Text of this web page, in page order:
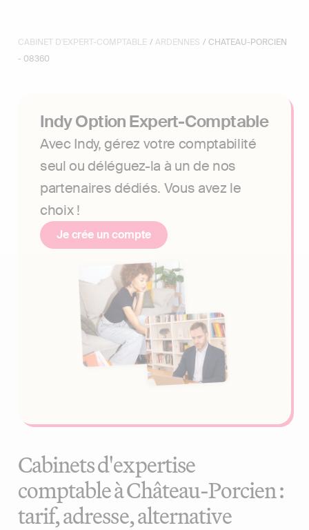
CABINET D'EXPERT-COMPTABLE / ARDENNES / CHATEAU-PORCIEN
- 08360
Indy Option Expert-Comptable
Avec Indy, gérez votre comptabilité
seul ou déléguez-la à un de nos
partenaires dédiés. Vous avez le
choix !
Je crée un compte
Cabinets d'expertise
comptable à Château-Porcien :
tarif, adresse, alternative